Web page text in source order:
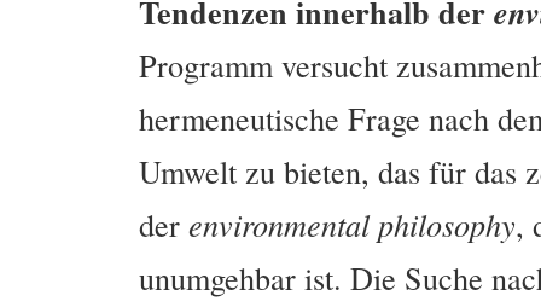
Tendenzen innerhalb der
Programm versucht
hermeneutische Frage nach
Umwelt zu bieten, das für das
der environmental philosophy,
unumgehbar ist. Die Suche